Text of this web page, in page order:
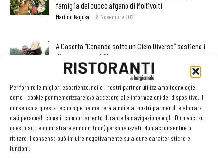
Per fornire le migliori esperienze, noi e i nostri partner utilizziamo tecnologie
come i cookie per memorizzare e/o accedere alle informazioni del dispositivo. Il
consenso a queste tecnologie permetterà a noi e ai nostri partner di elaborare
dati personali come il comportamento durante la navigazione o gli ID univoci su
questo sito e di mostrare annunci (non) personalizzati. Non acconsentire o
ritirare il consenso può influire negativamente su alcune caratteristiche e
funzioni.
famiglia del cuoco afgano di Moltivolti
Martino Ragusa - 8 Novembre 2021
A Caserta “Cenando sotto un Cielo Diverso” sostiene i
diversamente abili
Martino Ragusa 4 Settembre 2021
A Natale Just Eat aiuta chi è in difficoltà
Martino Ragusa - 17 Dicembre 2020